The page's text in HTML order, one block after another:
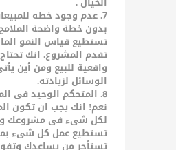
7. عدم وجود خطه للمبيعات :ـ
بدون خطة واضحة
تستطيع قياس النمو
تقدم المشروع. انك
واقعية للبيع ومن أين
الوسائل لزيادته.
8. المتحكم الوحيد فى المشروع :ـ
نعم! انك يجب ان تكون
لكل شىء فى مشروعك
تستطيع عمل كل شىء
تستأجر من يساعدك